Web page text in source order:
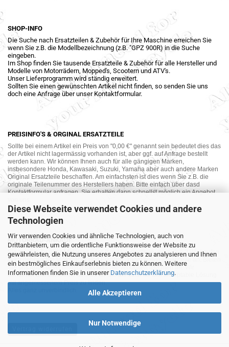
Diese Webseite verwendet Cookies und andere
Technologien
Wir verwenden Cookies und ähnliche Technologien, auch von
Drittanbietern, um die ordentliche Funktionsweise der Website zu
gewährleisten, die Nutzung unseres Angebotes zu analysieren und Ihnen
ein bestmögliches Einkaufserlebnis bieten zu können. Weitere
Informationen finden Sie in unserer Datenschutzerklärung.
Alle Akzeptieren
Nur Notwendige
SHOP-INFO
Die Suche nach Ersatzteilen & Zubehör für Ihre Maschine erreichen Sie
wenn Sie z.B. die Modellbezeichnung (z.B. "GPZ 900R) in die Suche
eingeben.
Im Shop finden Sie tausende Ersatzteile & Zubehör für alle Hersteller und
Modelle von Motorrädern, Mopped's, Scootern und ATV's.
Unser Lieferprogramm wird ständig erweitert.
Sollten Sie einen gewünschten Artikel nicht finden, so senden Sie uns
doch eine Anfrage über unser Kontaktformular.
PREISINFO'S & ORGINAL ERSATZTEILE
Sollte bei einem Artikel ein Preis von "0,00 €" genannt sein bedeutet dies das
der Artikel nicht lagermässig vorhanden ist, aber ggf. auf Anfrage bestellt
werden kann. Wir können Ihnen auch für alle gängigen Marken,
insbesondere Honda, Kawasaki, Suzuki, Yamaha aber auch andere Marken
Original Ersatzteile beschaffen. Am einfachsten ist dies wenn Sie z.B. die
originale Teilenummer des Herstellers haben. Bitte einfach über dasd
Kontaktformular anfragen. Sie erhalten dann schnellst möglich ein Angebot
MOTORRAD-ANKAUF
Sie möchte Ihr altes Motorrad oder Ihre Motorradteile verkaufen ? Wir kaufen
auch gebrauchte Motorräder und Ersatzteilträger sowie Ersatzteile an. Bieten
Sie uns doch unverbindlich das was Sie verkaufen möchten an. Wir
bemühen uns dann eine sowohl für Sie als auch für uns akzeptable Lösung
mit angemessenem Preis zu finden.